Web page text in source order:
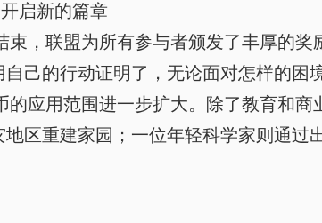
启新的篇章
，联盟为所有参与者颁发了丰厚的奖
己的行动证明了，无论面对怎样的困
应用范围进一步扩大。除了教育和商
区重建家园；一位年轻科学家则通过